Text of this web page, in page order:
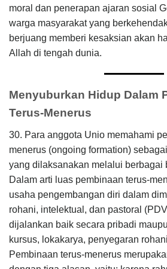
moral dan penerapan ajaran sosial
warga masyarakat yang
berjuang memberi kesaksian akan
Allah di tengah dunia.
Menyuburkan Hidup Dalam
Terus-Menerus
30. Para anggota Unio memahami
menerus (ongoing formation)
yang dilaksanakan melalui berbagai
Dalam arti luas pembinaan terus-
usaha pengembangan diri dalam
rohani, intelektual, dan pastoral
dijalankan baik secara pribadi
kursus, lokakarya, penyegaran
Pembinaan terus-menerus